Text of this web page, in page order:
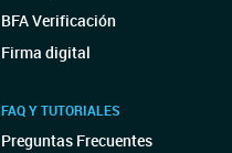
BFA Verificación
Firma digital
FAQ Y TUTORIALES
Preguntas Frecuentes